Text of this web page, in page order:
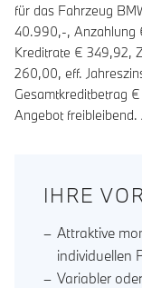
für das Fahrzeug
40.990,-, Anzahlung
Kreditrate € 349,92,
260,00, eff.
Gesamtkreditbetrag €
Angebot
IHRE
Attraktive
individuellen
Variabler